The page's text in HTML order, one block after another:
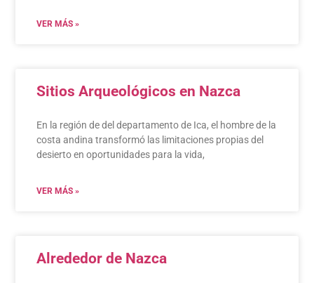
VER MÁS »
Sitios Arqueológicos en Nazca
En la región de del departamento de Ica, el hombre de la
costa andina transformó las limitaciones propias del
desierto en oportunidades para la vida,
VER MÁS »
Alrededor de Nazca